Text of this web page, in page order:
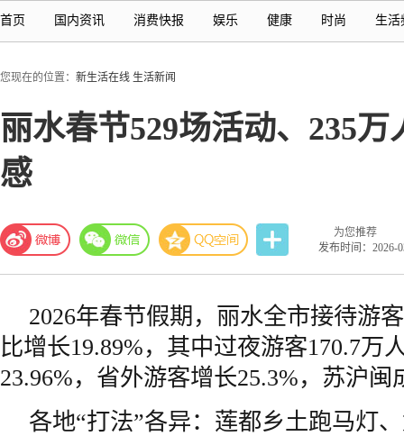
首页 国内资讯 消费快报 娱乐 健康 时尚 生活
您现在的位置： 新生活在线 生活新闻
丽水春节529场活动、235
感
为您推荐
发布时间：2026-
2026年春节假期，丽水全市接待游
比增长19.89%，其中过夜游客170.7万
23.96%，省外游客增长25.3%，苏沪
各地“打法”各异：莲都乡土跑马灯